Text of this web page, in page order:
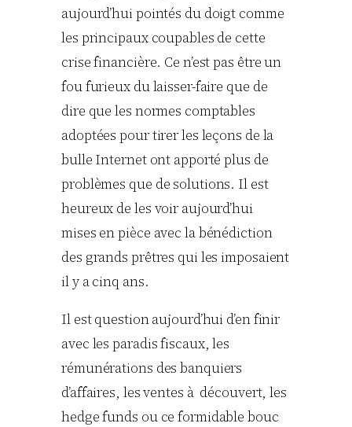
aujourd’hui pointés du doigt comme
les principaux coupables de cette
crise financière. Ce n’est pas être un
fou furieux du laisser-faire que de
dire que les normes comptables
adoptées pour tirer les leçons de la
bulle Internet ont apporté plus de
problèmes que de solutions. Il est
heureux de les voir aujourd’hui
mises en pièce avec la bénédiction
des grands prêtres qui les imposaient
il y a cinq ans.
Il est question aujourd’hui d’en finir
avec les paradis fiscaux, les
rémunérations des banquiers
d’affaires, les ventes à découvert, les
hedge funds ou ce formidable bouc